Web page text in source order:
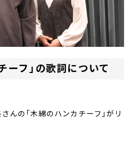
ーフ」の歌詞について
んの「木綿のハンカチーフ」がリ